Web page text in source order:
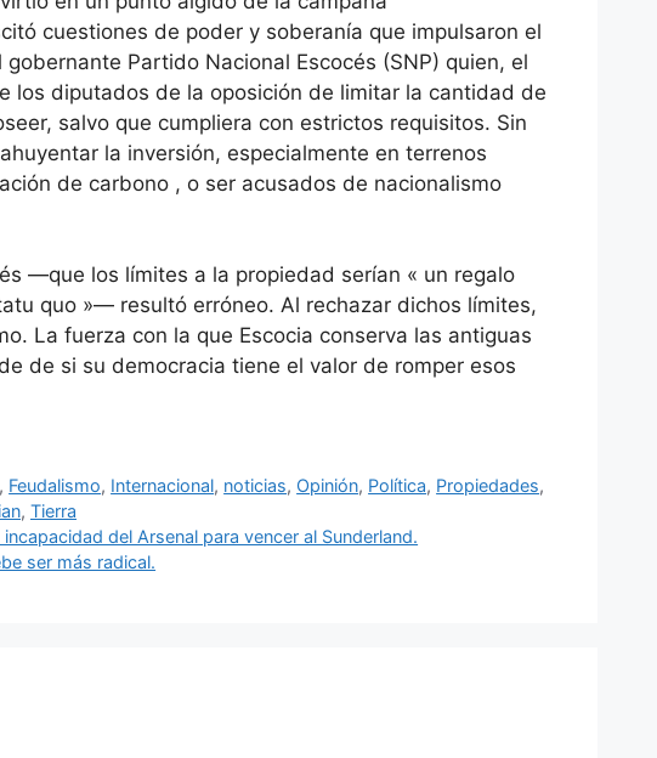
cuestiones de poder y soberanía que impulsaron el
Partido Nacional Escocés (SNP) quien, el
los diputados de la oposición de limitar la cantidad de
salvo que cumpliera con estrictos requisitos. Sin
la inversión, especialmente en terrenos
de carbono , o ser acusados ​​de nacionalismo
—que los límites a la propiedad serían « un regalo
quo »— resultó erróneo. Al rechazar dichos límites,
La fuerza con la que Escocia conserva las antiguas
de si su democracia tiene el valor de romper esos
, Feudalismo, Internacional, noticias, Opinión, Política, Propiedades,
, Tierra
del Arsenal para vencer al Sunderland.
ser más radical.